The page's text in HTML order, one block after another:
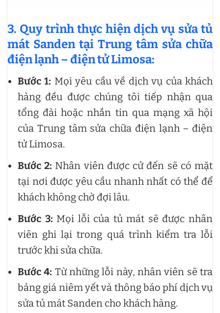
3. Quy trình thực hiện dịch vụ sửa tủ
mát Sanden tại Trung tâm sửa chữa
điện lạnh – điện tử Limosa:
Bước 1: Mọi yêu cầu về dịch vụ của khách
hàng đều được chúng tôi tiếp nhận qua
tổng đài hoặc nhắn tin qua mạng xã hội
của Trung tâm sửa chữa điện lạnh – điện
tử Limosa.
Bước 2: Nhân viên được cử đến sẽ có mặt
tại nơi được yêu cầu nhanh nhất có thể để
khách không chờ đợi lâu.
Bước 3: Mọi lỗi của tủ mát sẽ được nhân
viên ghi lại trong quá trình kiểm tra lỗi
trước khi sửa chữa.
Bước 4: Từ những lỗi này, nhân viên sẽ tra
bảng giá niêm yết và thông báo phí dịch vụ
sửa tủ mát Sanden cho khách hàng.